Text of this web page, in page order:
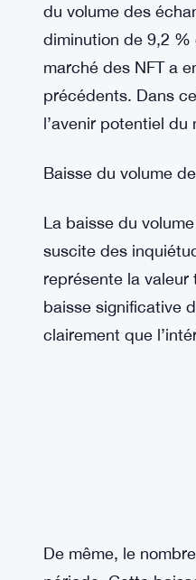
du volume des
diminution de 9,2
marché des NFT a
précédents. Dans
l’avenir potentiel du
Baisse du volume
La baisse du
suscite des
représente la valeur
baisse significative
clairement que